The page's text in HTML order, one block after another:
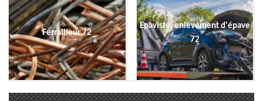
Ferrailleur 72
Epaviste, enlevement d'épave
72